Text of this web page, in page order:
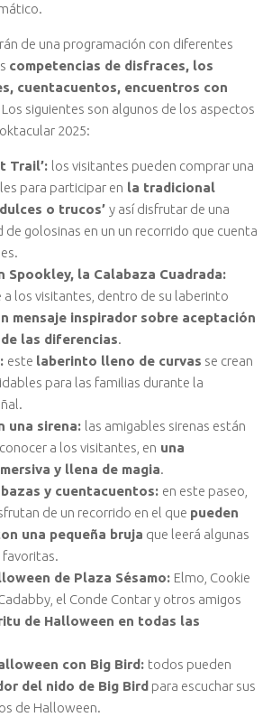
de una programación con diferentes
competencias de disfraces, los
cuentacuentos, encuentros con
Los siguientes son algunos de los aspectos
2025:
Trail’: los visitantes pueden comprar una
para participar en la tradicional
o trucos’ y así disfrutar de una
de golosinas en un un recorrido que cuenta
Spookley, la Calabaza Cuadrada:
a los visitantes, dentro de su laberinto
mensaje inspirador sobre aceptación
las diferencias.
este laberinto lleno de curvas se crean
para las familias durante la
una sirena: las amigables sirenas están
a los visitantes, en una
y llena de magia.
y cuentacuentos: en este paseo,
de un recorrido en el que pueden
una pequeña bruja que leerá algunas
favoritas.
de Plaza Sésamo: Elmo, Cookie
el Conde Contar y otros amigos
de Halloween en todas las
con Big Bird: todos pueden
del nido de Big Bird para escuchar sus
de Halloween.